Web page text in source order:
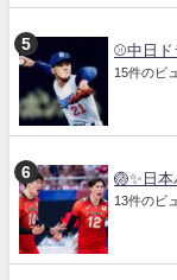
⚾中日
15件のビ
🏐✨日
13件のビ